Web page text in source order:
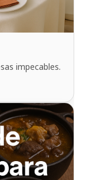
impecables.